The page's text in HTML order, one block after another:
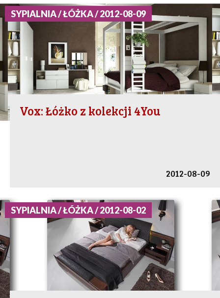
SYPIALNIA / ŁÓŻKA / 2012-08-09
Vox: Łóżko z kolekcji 4You
2012-08-09
SYPIALNIA / ŁÓŻKA / 2012-08-02